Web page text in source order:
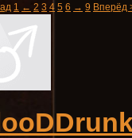
1 ← 2 3 4 5 6 → 9 Вперёд